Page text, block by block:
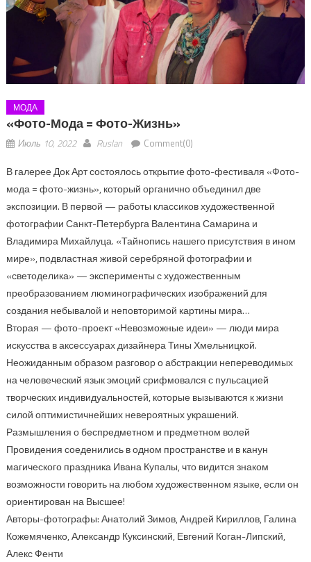
МОДА
«Фото-Мода = Фото-Жизнь»
Июль 10, 2022 Ruslan Comment(0)
В галерее Док Арт состоялось открытие фото-фестиваля «Фото-
мода = фото-жизнь», который органично объединил две
экспозиции. В первой — работы классиков художественной
фотографии Санкт-Петербурга Валентина Самарина и
Владимира Михайлуца. «Тайнопись нашего присутствия в ином
мире», подвластная живой серебряной фотографии и
«светоделика» — эксперименты с художественным
преобразованием люминографических изображений для
создания небывалой и неповторимой картины мира…
Вторая — фото-проект «Невозможные идеи» — люди мира
искусства в аксессуарах дизайнера Тины Хмельницкой.
Неожиданным образом разговор о абстракции непереводимых
на человеческий язык эмоций срифмовался с пульсацией
творческих индивидуальностей, которые вызываются к жизни
силой оптимистичнейших невероятных украшений.
Размышления о беспредметном и предметном волей
Провидения соеденились в одном пространстве и в канун
магического праздника Ивана Купалы, что видится знаком
возможности говорить на любом художественном языке, если он
ориентирован на Высшее!
Авторы-фотографы: Анатолий Зимов, Андрей Кириллов, Галина
Кожемяченко, Александр Куксинский, Евгений Коган-Липский,
Алекс Фенти